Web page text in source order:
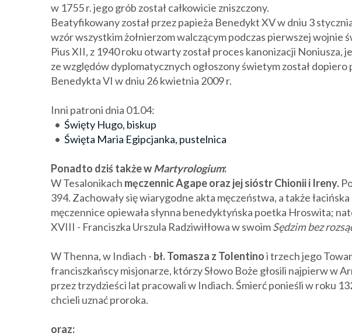
w 1755 r. jego grób został całkowicie zniszczony.
Beatyfikowany został przez papieża Benedykt XV w dniu 3
wzór wszystkim żołnierzom walczącym podczas pierwszej wojnie
Pius XII, z 1940 roku otwarty został proces kanonizacji Noniusza,
ze względów dyplomatycznych ogłoszony świetym został dopiero
Benedykta VI w dniu 26 kwietnia 2009 r.
Inni patroni dnia 01.04:
• Święty Hugo, biskup
• Święta Maria Egipcjanka, pustelnica
Ponadto dziś także wMartyrologium:
W Tesalonikach męczennic Agape oraz jej sióstr Chionii i Ireny.
394. Zachowały się wiarygodne akta męczeństwa, a także łacińska
męczennice opiewała słynna benedyktyńska poetka Hroswita;
XVIII - Franciszka Urszula Radziwiłłowa w swoimSędzim bez
W Thenna, w Indiach - bł. Tomasza z Tolentinoi trzech jego
franciszkańscy misjonarze, którzy Słowo Boże głosili najpierw w
przez trzydzieści lat pracowali w Indiach. Śmierć ponieśli w roku
chcieli uznać proroka.
oraz: